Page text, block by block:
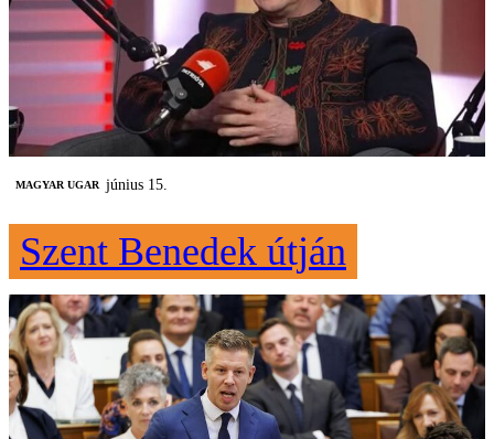
MAGYAR UGAR június 15.
Szent Benedek útján